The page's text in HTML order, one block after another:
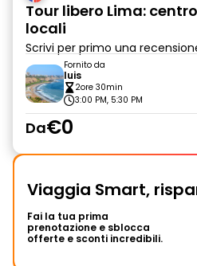
Tour libero Lima:
locali
Scrivi per primo una
Fornito da
luis
2ore 30min
3:00 PM, 5:30 PM
Da€0
Viaggia Smart,
Fai la tua prima
prenotazione e sblocca
offerte e sconti incredibili.